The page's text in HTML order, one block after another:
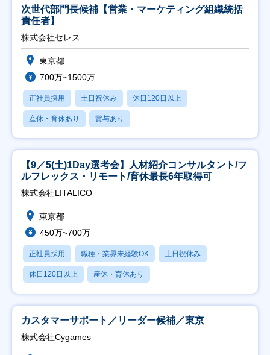
次世代部門長候補【営業・マーケティング組織統括
責任者】
株式会社セレス
東京都
700万~1500万
正社員採用 土日祝休み 休日120日以上
産休・育休あり 賞与あり
【9／5(土)1Day選考会】人材紹介コンサルタント/フ
ルフレックス・リモート/育休最長6年取得可
株式会社LITALICO
東京都
450万~700万
正社員採用 職種・業界未経験OK 土日祝休み
休日120日以上 産休・育休あり
カスタマーサポート／リーダー候補／東京
株式会社Cygames